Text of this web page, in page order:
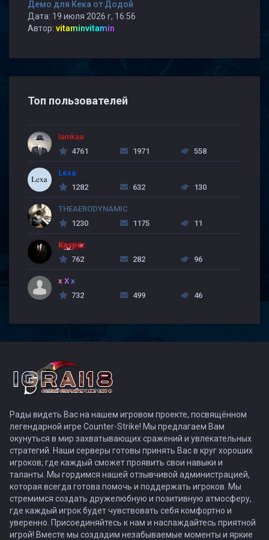
Демо для Кека от Додой
Дата: 19 июля 2026 г, 16:56
Автор: vitaminvitamin
Топ пользователей
lamkaa
4761
1971 558
Lexa
1282
632 130
THEAERODYNAMIC
1230
1175 11
Kasper
762
282 96
x X x
732
499 46
Рады видеть Вас на нашем игровом проекте, посвящённом
легендарной игре Counter-Strike! Мы предлагаем Вам
окунуться в мир захватывающих сражений и увлекательных
стратегий. Наши серверы готовы принять Вас в круг хороших
игроков, где каждый сможет проявить свои навыки и
таланты. Мы гордимся нашей отзывчивой администрацией,
которая всегда готова помочь и поддержать игроков. Мы
стремимся создать дружелюбную и позитивную атмосферу,
где каждый игрок будет чувствовать себя комфортно и
уверенно. Присоединяйтесь к нам и наслаждайтесь приятной
игрой! Вместе мы создадим незабываемые моменты и яркие